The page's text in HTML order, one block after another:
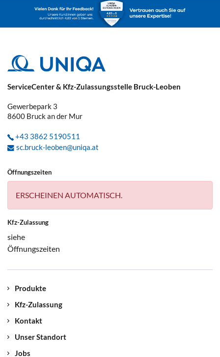
ServiceCenter & Kfz-Zulassungsstelle Bruck-Leoben
Gewerbepark 3
8600 Bruck an der Mur
+43 3862 5190511
sc.bruck-leoben@uniqa.at
Öffnungszeiten
ERSCHEINEN AUTOMATISCH.
Kfz-Zulassung
siehe
Öffnungszeiten
Produkte
Kfz-Zulassung
Kontakt
Unser Standort
Jobs